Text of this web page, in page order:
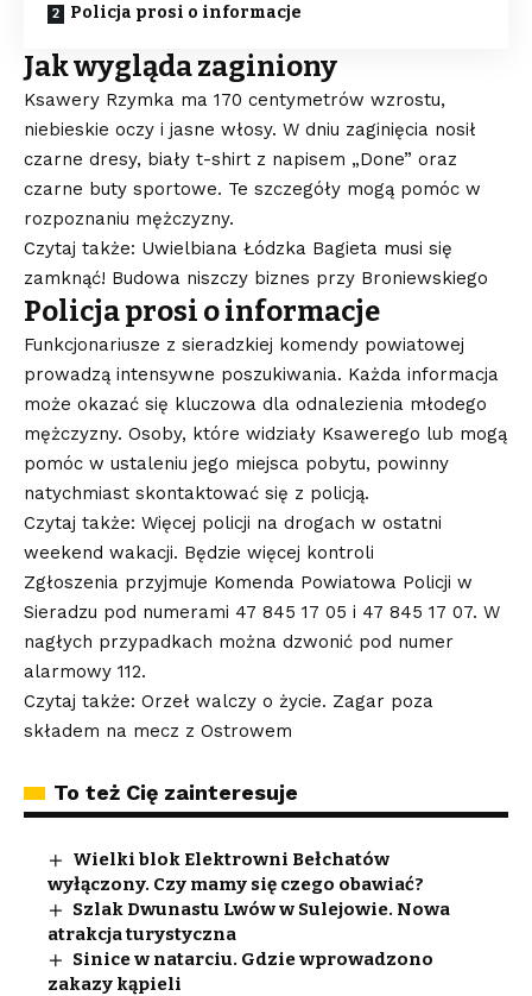
Policja prosi o informacje
Jak wygląda zaginiony
Ksawery Rzymka ma 170 centymetrów wzrostu,
niebieskie oczy i jasne włosy. W dniu zaginięcia nosił
czarne dresy, biały t-shirt z napisem „Done” oraz
czarne buty sportowe. Te szczegóły mogą pomóc w
rozpoznaniu mężczyzny.
Czytaj także: Uwielbiana Łódzka Bagieta musi się
zamknąć! Budowa niszczy biznes przy Broniewskiego
Policja prosi o informacje
Funkcjonariusze z sieradzkiej komendy powiatowej
prowadzą intensywne poszukiwania. Każda informacja
może okazać się kluczowa dla odnalezienia młodego
mężczyzny. Osoby, które widziały Ksawerego lub mogą
pomóc w ustaleniu jego miejsca pobytu, powinny
natychmiast skontaktować się z policją.
Czytaj także: Więcej policji na drogach w ostatni
weekend wakacji. Będzie więcej kontroli
Zgłoszenia przyjmuje Komenda Powiatowa Policji w
Sieradzu pod numerami 47 845 17 05 i 47 845 17 07. W
nagłych przypadkach można dzwonić pod numer
alarmowy 112.
Czytaj także: Orzeł walczy o życie. Zagar poza
składem na mecz z Ostrowem
To też Cię zainteresuje
Wielki blok Elektrowni Bełchatów
wyłączony. Czy mamy się czego obawiać?
Szlak Dwunastu Lwów w Sulejowie. Nowa
atrakcja turystyczna
Sinice w natarciu. Gdzie wprowadzono
zakazy kąpieli